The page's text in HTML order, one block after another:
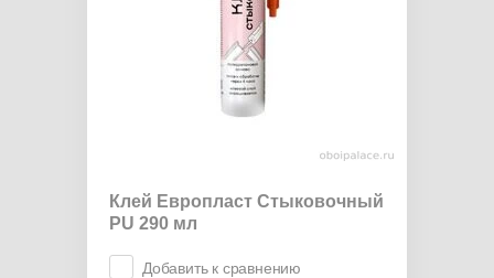
Клей Европласт Стыковочный
PU 290 мл
Добавить к сравнению